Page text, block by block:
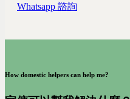
Whatsapp 諮詢
How domestic helpers can help me?